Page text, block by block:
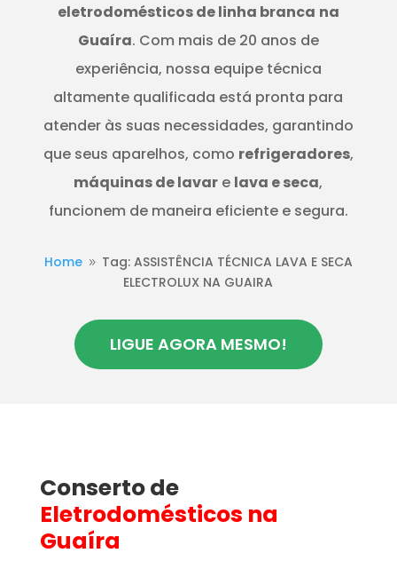
eletrodomésticos de linha branca na
Guaíra. Com mais de 20 anos de
experiência, nossa equipe técnica
altamente qualificada está pronta para
atender às suas necessidades, garantindo
que seus aparelhos, como refrigeradores,
máquinas de lavar e lava e seca,
funcionem de maneira eficiente e segura.
Home 9 Tag: ASSISTÊNCIA TÉCNICA LAVA E SECA
ELECTROLUX NA GUAIRA
LIGUE AGORA MESMO!
Conserto de
Eletrodomésticos na
Guaíra